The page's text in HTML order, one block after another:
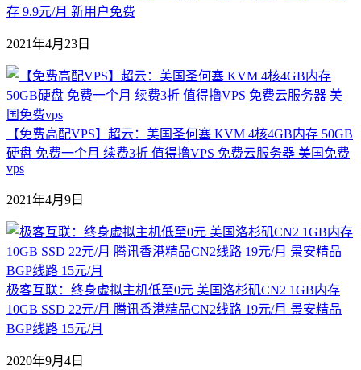
存 9.9元/月 新用户免费
2021年4月23日
【免费高配VPS】超云：美国圣何塞 KVM 4核4GB内存 50GB
硬盘 免费一个月 续费3折 值得撸VPS 免费云服务器 美国免费
vps
2021年4月9日
极客互联：终身虚拟主机低至0元 美国洛杉矶CN2 1GB内存
10GB SSD 22元/月 腾讯香港精品CN2线路 19元/月 景安精品
BGP线路 15元/月
2020年9月4日